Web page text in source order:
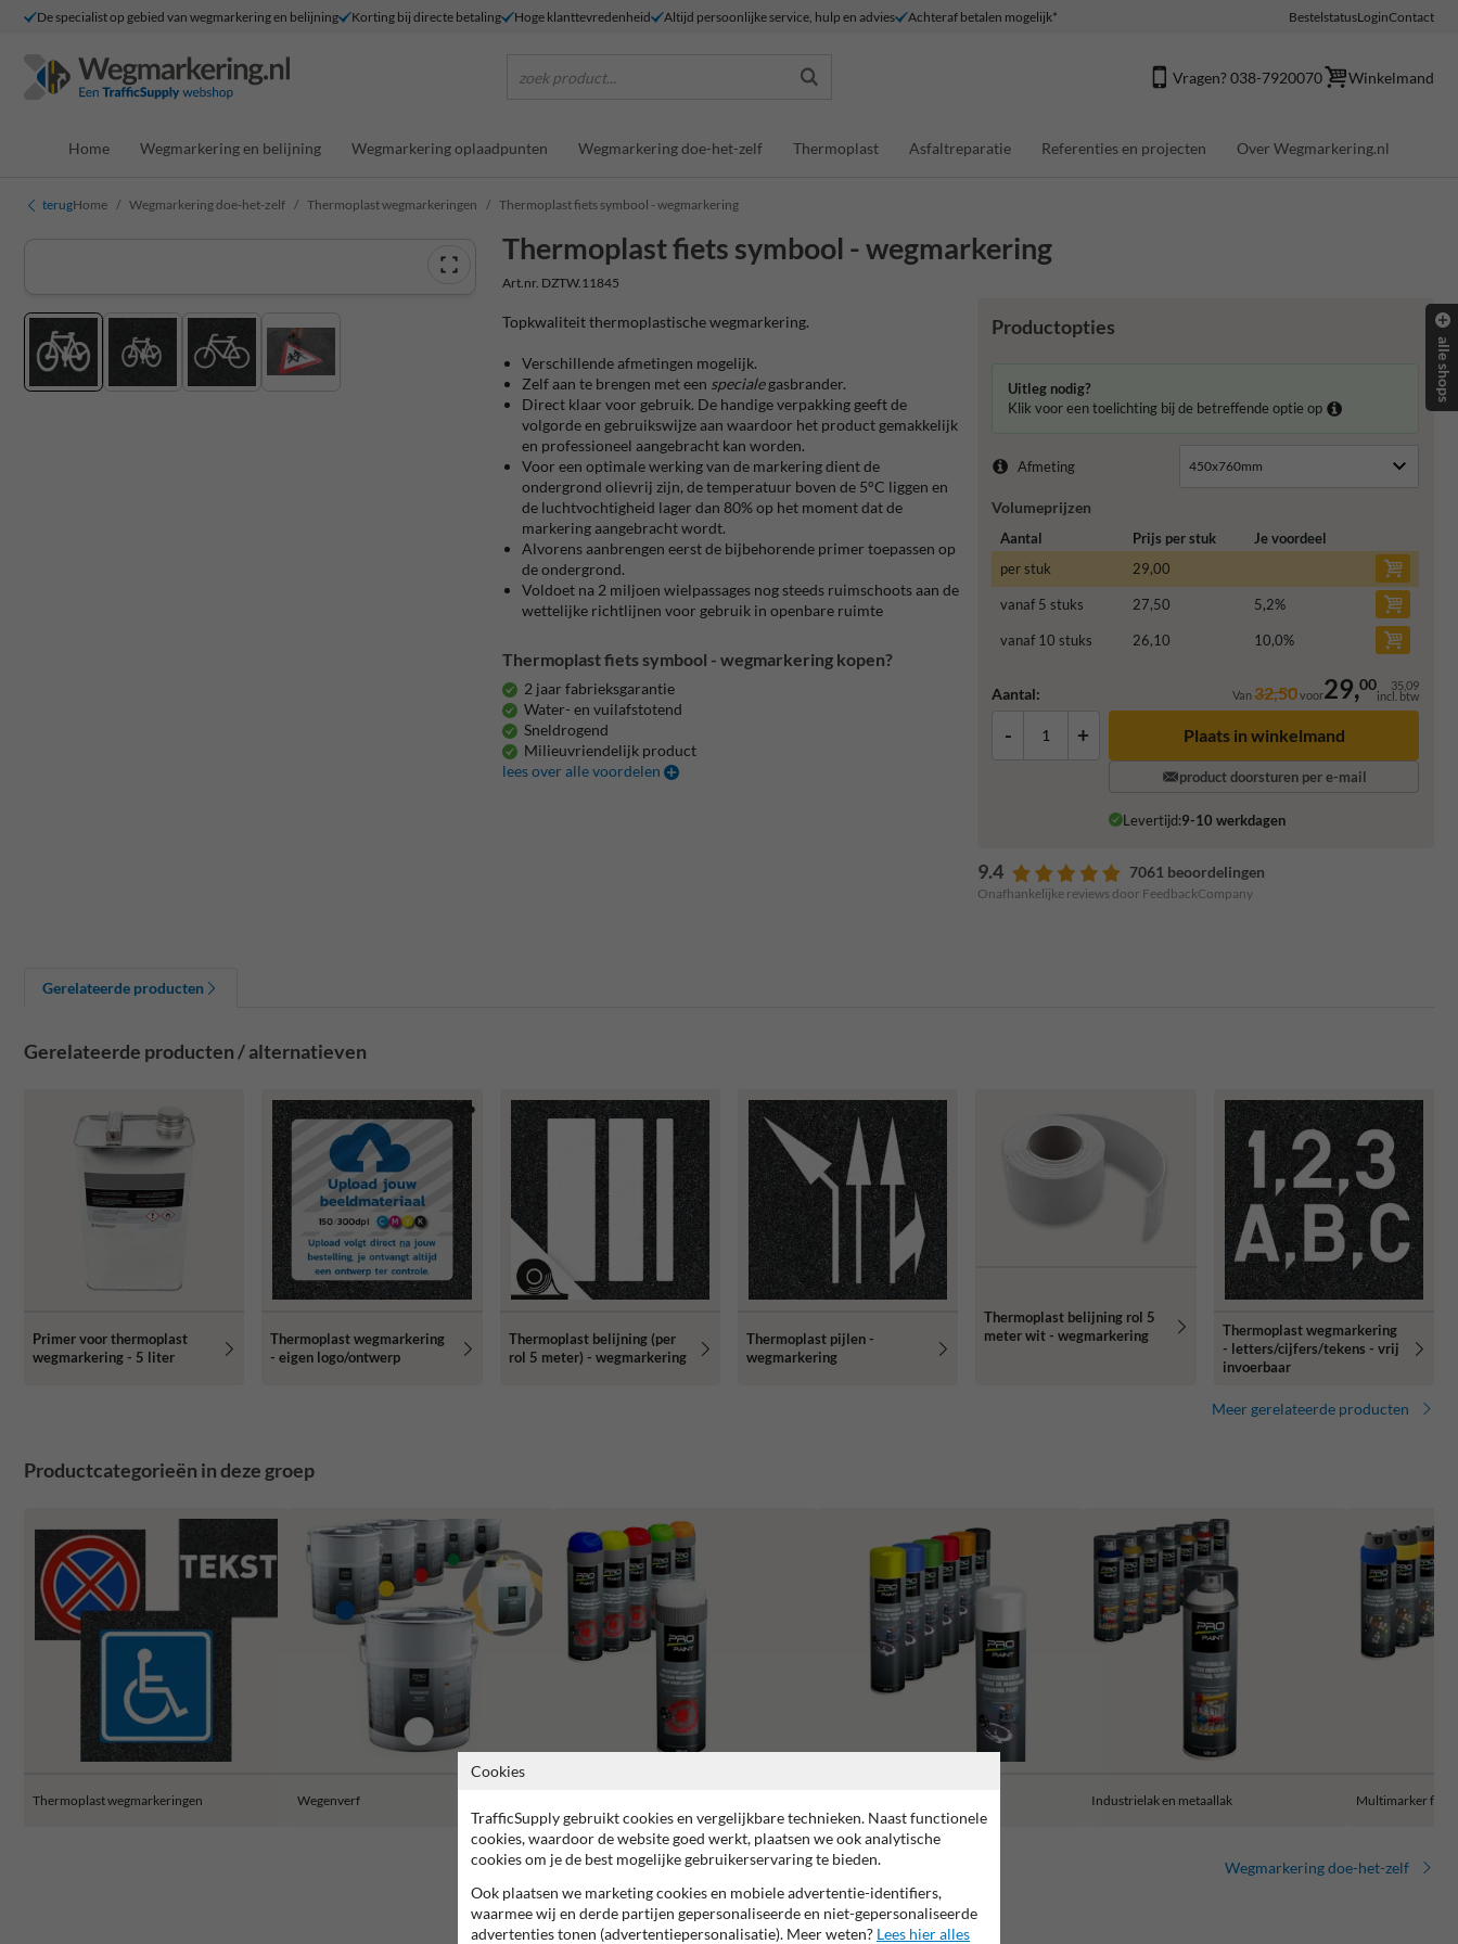
De specialist op gebied van wegmarkering en belijning Korting bij directe betaling Hoge klanttevredenheid Altijd persoonlijke service, hulp en advies Achteraf betalen mogelijk* BestelstatusLoginContact
zoek product... Vragen? 038-7920070 Winkelmand
Home Wegmarkering en belijning Wegmarkering oplaadpunten Wegmarkering doe-het-zelf Thermoplast Asfaltreparatie Referenties en projecten Over Wegmarkering.nl
terugHome Wegmarkering doe-het-zelf Thermoplast wegmarkeringen Thermoplast fiets symbool - wegmarkering
Thermoplast fiets symbool - wegmarkering
Art.nr. DZTW.11845
Productopties
Uitleg nodig?
Klik voor een toelichting bij de betreffende optie op
Afmeting
Volumeprijzen
Aantal Prijs per stuk
Je voordeel
per stuk
29,00
vanaf 5 stuks 27,50 5,2%
vanaf 10 stuks 26,10 10,0%
Aantal: Van32,50voor29,00 35,09
incl. btw
- + Plaats in winkelmand
product doorsturen per e-mail
Levertijd:9-10 werkdagen
9.4 7061 beoordelingen
Onafhankelijke reviews door FeedbackCompany
Topkwaliteit thermoplastische wegmarkering.
Verschillende afmetingen mogelijk.
Zelf aan te brengen met een specialegasbrander.
Direct klaar voor gebruik. De handige verpakking geeft de
volgorde en gebruikswijze aan waardoor het product gemakkelijk
en professioneel aangebracht kan worden.
Voor een optimale werking van de markering dient de
ondergrond olievrij zijn, de temperatuur boven de 5°C liggen en
de luchtvochtigheid lager dan 80% op het moment dat de
markering aangebracht wordt.
Alvorens aanbrengen eerst de bijbehorende primer toepassen op
de ondergrond.
Voldoet na 2 miljoen wielpassages nog steeds ruimschoots aan de
wettelijke richtlijnen voor gebruik in openbare ruimte
Thermoplast fiets symbool - wegmarkering kopen?
2 jaar fabrieksgarantie
Water- en vuilafstotend
Sneldrogend
Milieuvriendelijk product
lees over alle voordelen
Gerelateerde producten
Gerelateerde producten / alternatieven
Primer voor thermoplast
wegmarkering - 5 liter
Thermoplast wegmarkering
- eigen logo/ontwerp
Thermoplast belijning (per
rol 5 meter) - wegmarkering
Thermoplast pijlen -
wegmarkering
Thermoplast belijning rol 5
meter wit - wegmarkering
Thermoplast wegmarkering
- letters/cijfers/tekens - vrij
invoerbaar
Meer gerelateerde producten
Productcategorieën in deze groep
Thermoplast wegmarkeringen Wegenverf Industrielak en metaallak Multimarker
Wegmarkering doe-het-zelf
alle shops
Cookies
TrafficSupply gebruikt cookies en vergelijkbare technieken. Naast functionele
cookies, waardoor de website goed werkt, plaatsen we ook analytische
cookies om je de best mogelijke gebruikerservaring te bieden.
Ook plaatsen we marketing cookies en mobiele advertentie-identifiers,
waarmee wij en derde partijen gepersonaliseerde en niet-gepersonaliseerde
advertenties tonen (advertentiepersonalisatie). Meer weten? Lees hier alles